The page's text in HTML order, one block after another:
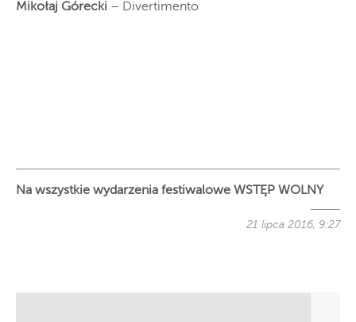
Mikołaj Górecki – Divertimento
Na wszystkie wydarzenia festiwalowe WSTĘP WOLNY
21 lipca 2016, 9:27